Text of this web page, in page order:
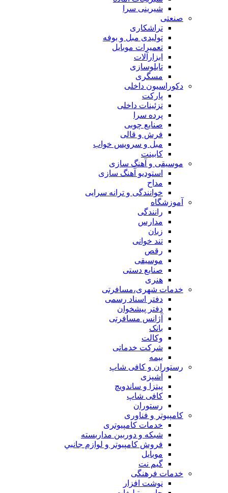
شیرینی سرا
صنعتی
تراشکاری
تولیدی مبل و بوفه
تعمیرات موبایل
ابزارآلات
تابلوسازی
مسگری
دکوراسیون داخلی
پارکت
تزئینات داخلی
پرده سرا
صنایع چوبی
فرش و قالی
مبل و سرويس خواب
کابینت
موسیقی و آهنگ سازی
استودیو آهنگ سازی
مداح
خوانندگی و ترانه سرایی
آموزشگاه
رانندگی
مدارس
زبان
تند خوانی
رقص
موسیقی
صنایع دستی
هنری
خدمات شهری،مسافرتی
دفتر اسناد رسمی
دفتر پیشخوان
آژانس مسافرتی
بانک
وکالت
شرکت خدماتی
بيمه
رستوران و کافی شاپ
آشپزی
پیتزا و ساندویچ
کافی شاپ
رستوران
کامپیوتر و فناوری
خدمات کامپیوتری
شبكه و دوربين مداربسته
فروش كامپيوتر و لوازم جانبي
موبایل
گیم نت
خدمات فرهنگی
نوشت افزار